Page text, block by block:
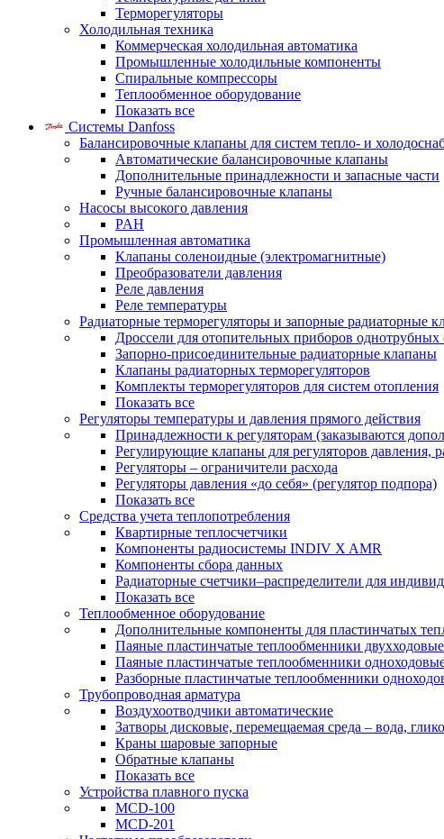
Терморегуляторы
Холодильная техника
Коммерческая холодильная автоматика
Промышленные холодильные компоненты
Спиральные компрессоры
Теплообменное оборудование
Показать все
Системы Danfoss
Балансировочные клапаны для систем тепло- и
Автоматические балансировочные клапаны
Дополнительные принадлежности и запасные части
Ручные балансировочные клапаны
Насосы высокого давления
PAH
Промышленная автоматика
Клапаны соленоидные (электромагнитные)
Преобразователи давления
Реле давления
Реле температуры
Радиаторные терморегуляторы и запорные радиаторные
Дроссели для отопительных приборов однотрубных
Запорно-присоединительные радиаторные клапаны
Клапаны радиаторных терморегуляторов
Комплекты терморегуляторов для систем отопления
Показать все
Регуляторы температуры и давления прямого действия
Принадлежности к регуляторам (заказываются
Регулирующие клапаны для регуляторов давления,
Регуляторы – ограничители расхода
Регуляторы давления «до себя» (регулятор подпора)
Показать все
Средства учета теплопотребления
Квартирные теплосчетчики
Компоненты радиосистемы INDIV X AMR
Компоненты сбора данных
Радиаторные счетчики–распределители для
Показать все
Теплообменное оборудование
Дополнительные компоненты для пластинчатых
Паяные пластинчатые теплообменники
Паяные пластинчатые теплообменники
Разборные пластинчатые теплообменники
Трубопроводная арматура
Воздухоотводчики автоматические
Затворы дисковые, перемещаемая среда – вода,
Краны шаровые запорные
Обратные клапаны
Показать все
Устройства плавного пуска
MCD-100
MCD-201